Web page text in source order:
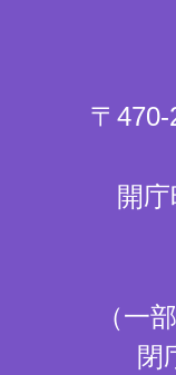
〒
開
（一
閉